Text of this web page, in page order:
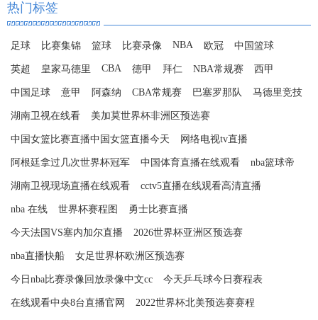
热门标签
足球 比赛集锦 篮球 比赛录像 NBA 欧冠 中国篮球
英超 皇家马德里 CBA 德甲 拜仁 NBA常规赛 西甲
中国足球 意甲 阿森纳 CBA常规赛 巴塞罗那队 马德里竞技
湖南卫视在线看 美加莫世界杯非洲区预选赛
中国女篮比赛直播中国女篮直播今天 网络电视tv直播
阿根廷拿过几次世界杯冠军 中国体育直播在线观看 nba篮球帝
湖南卫视现场直播在线观看 cctv5直播在线观看高清直播
nba 在线 世界杯赛程图 勇士比赛直播
今天法国VS塞内加尔直播 2026世界杯亚洲区预选赛
nba直播快船 女足世界杯欧洲区预选赛
今日nba比赛录像回放录像中文cc 今天乒乓球今日赛程表
在线观看中央8台直播官网 2022世界杯北美预选赛赛程